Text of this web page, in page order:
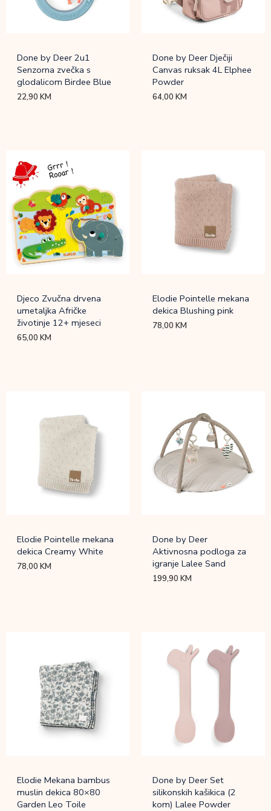
Done by Deer 2u1
Senzorna zvečka s
glodalicom Birdee Blue
22,90KM
Done by Deer Dječiji
Canvas ruksak 4L Elphee
Powder
64,00KM
Djeco Zvučna drvena
umetaljka Afričke
životinje 12+ mjeseci
65,00KM
Elodie Pointelle mekana
dekica Blushing pink
78,00KM
Elodie Pointelle mekana
dekica Creamy White
78,00KM
Done by Deer
Aktivnosna podloga za
igranje Lalee Sand
199,90KM
Elodie Mekana bambus
muslin dekica 80×80
Garden Leo Toile
Done by Deer Set
silikonskih kašikica (2
kom) Lalee Powder